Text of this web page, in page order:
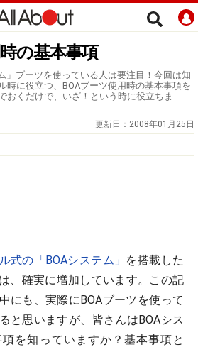
の基本事項
」ブーツを使っている人は要注目！今回は知
時に役立つ、BOAブーツ使用時の基本事項を
おくだけで、いざ！という時に役立ちま
更新日： 2008年01月25日
式の「BOAシステム」 を搭載した
、確実に増加しています。この記
にも、実際にBOAブーツを使って
と思いますが、皆さんはBOAシス
を知っていますか？基本事項と